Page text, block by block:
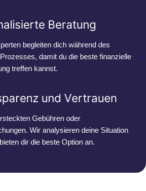
und Vertrauen
Gebühren oder
Wir analysieren deine Situation
dir die beste Option an.
Beratung
begleiten dich während des
damit du die beste finanzielle
treffen kannst.